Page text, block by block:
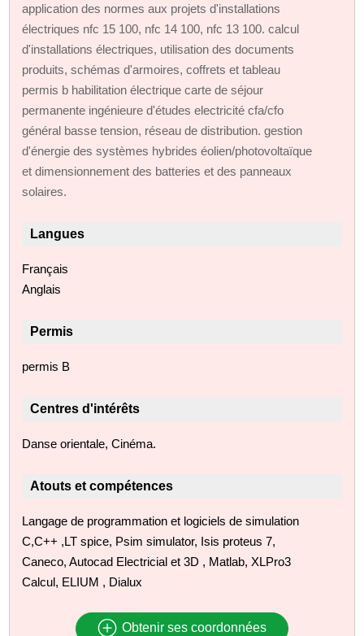
application des normes aux projets d'installations
électriques nfc 15 100, nfc 14 100, nfc 13 100. calcul
d'installations électriques, utilisation des documents
produits, schémas d'armoires, coffrets et tableau
permis b habilitation électrique carte de séjour
permanente ingénieure d'études electricité cfa/cfo
général basse tension, réseau de distribution. gestion
d'énergie des systèmes hybrides éolien/photovoltaïque
et dimensionnement des batteries et des panneaux
solaires.
Langues
Français
Anglais
Permis
permis B
Centres d'intérêts
Danse orientale, Cinéma.
Atouts et compétences
Langage de programmation et logiciels de simulation
C,C++ ,LT spice, Psim simulator, Isis proteus 7,
Caneco, Autocad Electricial et 3D , Matlab, XLPro3
Calcul, ELIUM , Dialux
Obtenir ses coordonnées